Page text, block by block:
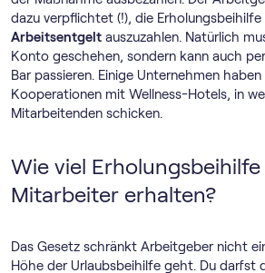
dazu verpflichtet (!), die Erholungsbeihilfe
Arbeitsentgelt auszuzahlen. Natürlich
Konto geschehen, sondern kann auch
Bar passieren. Einige Unternehmen
Kooperationen mit Wellness-Hotels, in
Mitarbeitenden schicken.
Wie viel
Mitarbeiter erhalten?
Das Gesetz schränkt Arbeitgeber nicht
Höhe der Urlaubsbeihilfe geht. Du darfst